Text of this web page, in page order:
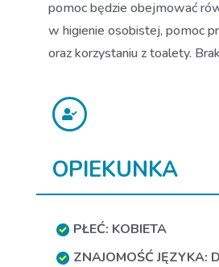
pomoc będzie obejmować
w higienie osobistej, pomoc
oraz korzystaniu z toalety.
OPIEKUNKA
PŁEĆ: KOBIETA
ZNAJOMOŚĆ JĘZYKA: